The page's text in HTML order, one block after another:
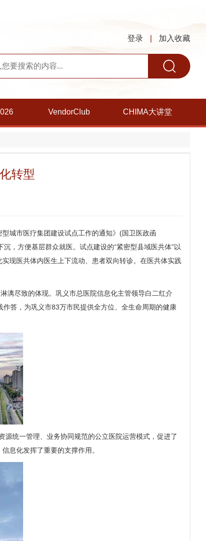
登录 加入收藏
VendorClub CHIMA大讲堂
转型
型城市医疗集团建设试点工作的通知》(国卫医政函
，方便基层群众就医。试点建设的“紧密型县域医共体”以
现医共体内医生上下流动、患者双向转诊。在医共体实践
尽致的体现。巩义市总医院信息化主管领导白二红介
答，为巩义市83万市民提供全方位、全生命周期的健康
统一管理、业务协同规范的公立医院运营模式，促进了
息化发挥了重要的支撑作用。